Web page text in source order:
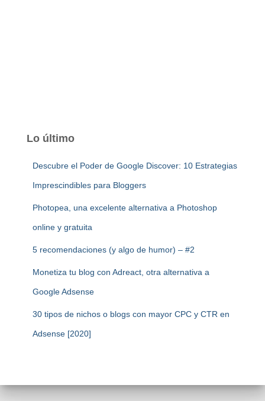
Lo último
Descubre el Poder de Google Discover: 10 Estrategias
Imprescindibles para Bloggers
Photopea, una excelente alternativa a Photoshop
online y gratuita
5 recomendaciones (y algo de humor) – #2
Monetiza tu blog con Adreact, otra alternativa a
Google Adsense
30 tipos de nichos o blogs con mayor CPC y CTR en
Adsense [2020]